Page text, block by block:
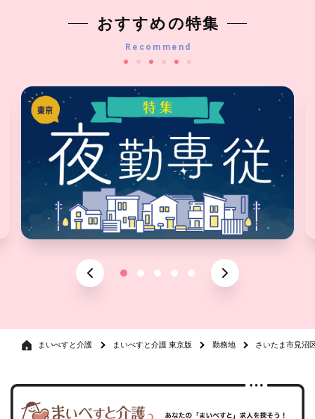
おすすめの特集
Recommend
まいべすと介護 まいべすと介護 東京版 勤務地 さいたま市見沼